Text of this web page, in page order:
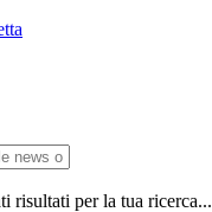
risultati per la tua ricerca...